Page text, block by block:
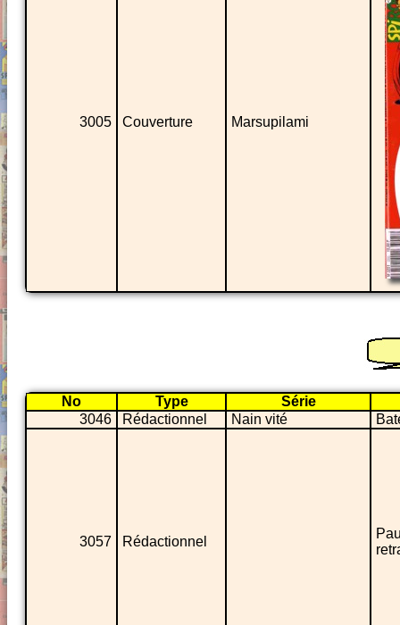
3005 Couverture Marsupilami
No Type
Série
3046
Rédactionnel Nain vité
3057 Rédactionnel